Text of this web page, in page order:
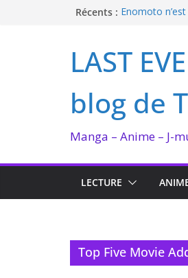
Récents : Enomoto
Ma collection
I’m not in
LAST
blog de
Manga – Anime – J-
LECTURE
Top Five Movie